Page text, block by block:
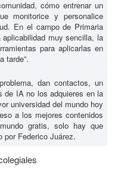
cómo entrenar un
monitorice y personalice
En el campo de Primaria
muy sencilla, la
para aplicarlas en
tarde”.
dan contactos, un
de IA no los adquieres en la
universidad del mundo hoy
a los mejores contenidos
gratis, solo hay que
por Federico Juárez.